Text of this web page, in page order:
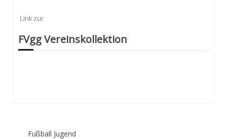
Link zur
FVgg Vereinskollektion
Fußball Jugend